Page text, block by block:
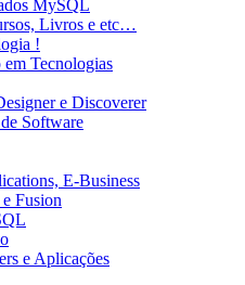
MySQL
Livros e etc…
!
Tecnologias
e Discoverer
Software
E-Business
Fusion
e Aplicações